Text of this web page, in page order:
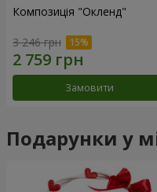
Композиція "Окленд"
3 246 грн
Замовити
Подарунки у